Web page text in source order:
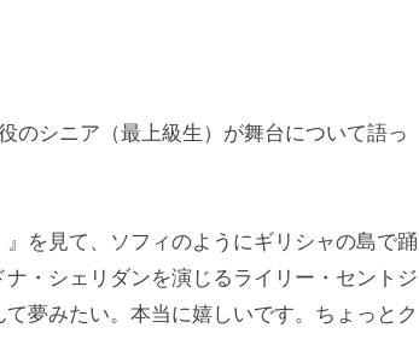
のシニア（最上級生）が舞台について語っ
を見て、ソフィのようにギリシャの島で踊
・シェリダンを演じるライリー・セントジ
夢みたい。本当に嬉しいです。ちょっとク